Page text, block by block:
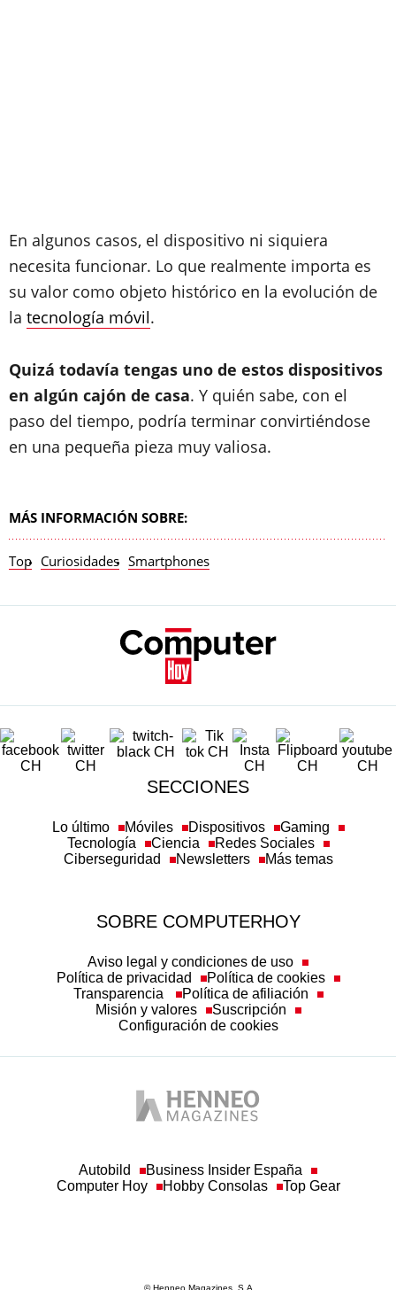
En algunos casos, el dispositivo ni siquiera
necesita funcionar. Lo que realmente importa es
su valor como objeto histórico en la evolución de
la tecnología móvil.
Quizá todavía tengas uno de estos dispositivos
en algún cajón de casa. Y quién sabe, con el
paso del tiempo, podría terminar convirtiéndose
en una pequeña pieza muy valiosa.
MÁS INFORMACIÓN SOBRE:
Top Curiosidades Smartphones
SECCIONES
Lo último Móviles Dispositivos
Gaming
Tecnología
Ciencia
Redes Sociales
Ciberseguridad
Newsletters Más temas
SOBRE COMPUTERHOY
Aviso legal y condiciones de uso
Política de privacidad
Política de cookies
Transparencia
Política de afiliación
Misión y valores
Suscripción
Configuración de cookies
Autobild
Business Insider España
Computer Hoy
Hobby Consolas Top Gear